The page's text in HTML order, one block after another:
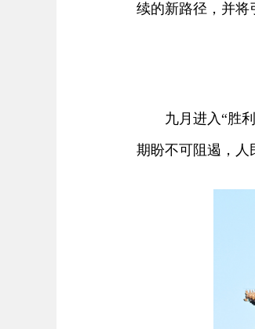
续的新路径，并将
九月进入“胜利
期盼不可阻遏，人